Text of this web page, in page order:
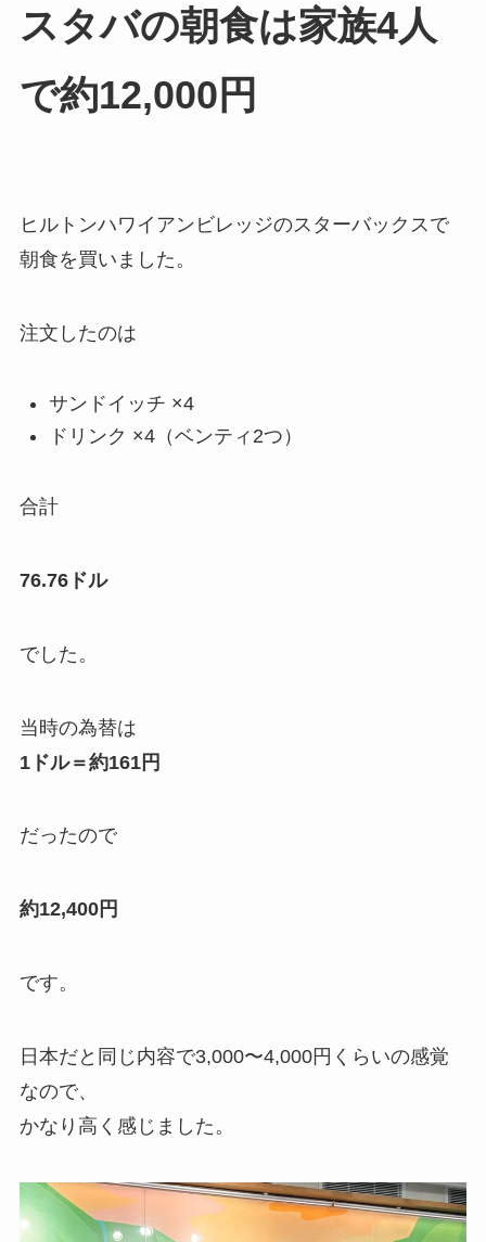
スタバの朝食は家族4人
で約12,000円
ヒルトンハワイアンビレッジのスターバックスで
朝食を買いました。
注文したのは
サンドイッチ ×4
ドリンク ×4（ベンティ2つ）
合計
76.76ドル
でした。
当時の為替は
1ドル＝約161円
だったので
約12,400円
です。
日本だと同じ内容で3,000〜4,000円くらいの感覚
なので、
かなり高く感じました。